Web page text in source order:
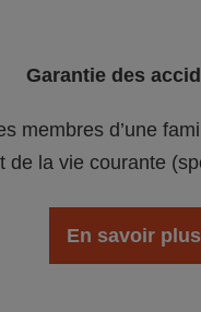
Garantie des
membres d’une
de la vie courante
En savoir plus